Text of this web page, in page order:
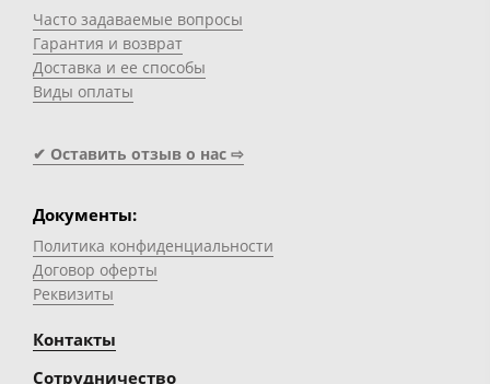
Часто задаваемые вопросы
Гарантия и возврат
Доставка и ее способы
Виды оплаты
✔ Оставить отзыв о нас ⇨
Документы:
Политика конфиденциальности
Договор оферты
Реквизиты
Контакты
Сотрудничество